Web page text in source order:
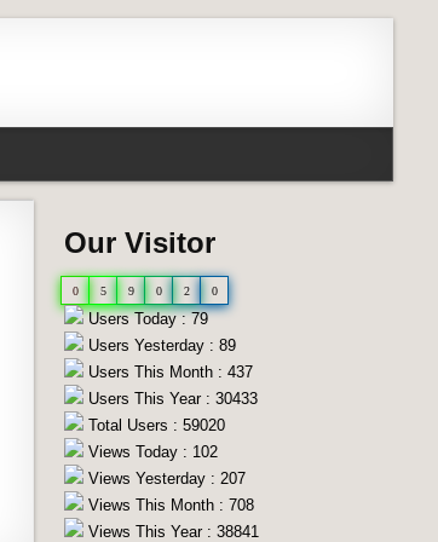
Our Visitor
0 5 9 0 2 0
Users Today : 79
Users Yesterday : 89
Users This Month : 437
Users This Year : 30433
Total Users : 59020
Views Today : 102
Views Yesterday : 207
Views This Month : 708
Views This Year : 38841